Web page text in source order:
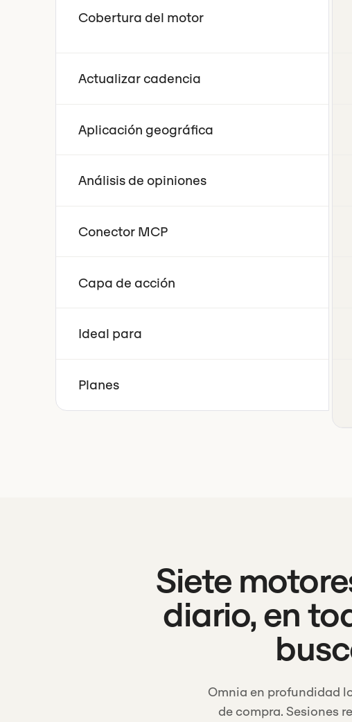
Cobertura del motor
Actualizar cadencia
Aplicación geográfica
Análisis de opiniones
Conector MCP
Capa de acción
Ideal para
Planes
Siete
diario, en
Omnia en profundidad
de compra. Sesiones